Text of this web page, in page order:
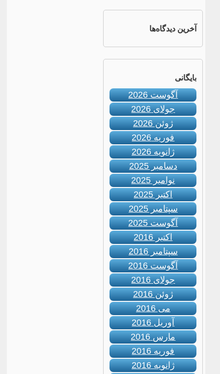
آخرین دیدگاه‌ها
بایگانی
آگوست 2026
جولای 2026
ژوئن 2026
فوریه 2026
ژانویه 2026
دسامبر 2025
نوامبر 2025
اکتبر 2025
سپتامبر 2025
آگوست 2025
اکتبر 2016
سپتامبر 2016
آگوست 2016
جولای 2016
ژوئن 2016
می 2016
آوریل 2016
مارس 2016
فوریه 2016
ژانویه 2016